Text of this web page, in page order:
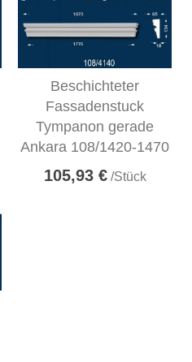
Beschichteter
Fassadenstuck
Tympanon gerade
Ankara 108/1420-1470
105,93 €/Stück